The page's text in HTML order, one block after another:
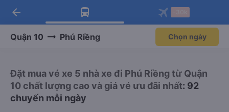
Tải app Vexere ngay!
Nhận ưu đãi thành viên độc
Mở app
Tải app Vexere
-30k/ghế khi đặt vé máy bay qua
Mở app
arrow_back
Quận 10 Phú Riềng Chọn ngày
Đặt mua vé xe 5 nhà xe đi Phú Riềng từ Quận
10 chất lượng cao và giá vé ưu đãi nhất: 92
chuyến mỗi ngày